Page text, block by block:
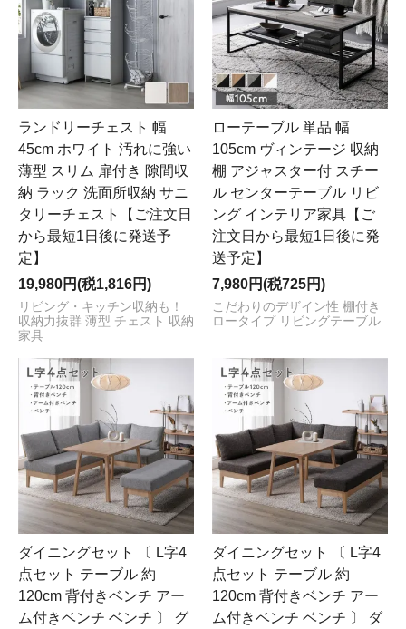
ランドリーチェスト 幅
45cm ホワイト 汚れに強い
薄型 スリム 扉付き 隙間収
納 ラック 洗面所収納 サニ
タリーチェスト【ご注文日
から最短1日後に発送予
定】
19,980円(税1,816円)
リビング・キッチン収納も！
収納力抜群 薄型 チェスト 収納
家具
ローテーブル 単品 幅
105cm ヴィンテージ 収納
棚 アジャスター付 スチー
ル センターテーブル リビ
ング インテリア家具【ご
注文日から最短1日後に発
送予定】
7,980円(税725円)
こだわりのデザイン性 棚付き
ロータイプ リビングテーブル
ダイニングセット 〔 L字4
点セット テーブル 約
120cm 背付きベンチ アー
ム付きベンチ ベンチ 〕 グ
ダイニングセット 〔 L字4
点セット テーブル 約
120cm 背付きベンチ アー
ム付きベンチ ベンチ 〕 ダ